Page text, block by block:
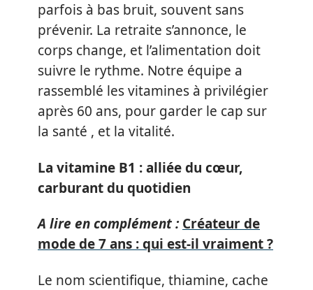
parfois à bas bruit, souvent sans
prévenir. La retraite s’annonce, le
corps change, et l’alimentation doit
suivre le rythme. Notre équipe a
rassemblé les vitamines à privilégier
après 60 ans, pour garder le cap sur
la santé , et la vitalité.
La vitamine B1 : alliée du cœur,
carburant du quotidien
A lire en complément : Créateur de
mode de 7 ans : qui est-il vraiment ?
Le nom scientifique, thiamine, cache